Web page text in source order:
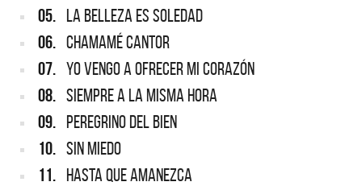
05. LA BELLEZA ES SOLEDAD
06. CHAMAMÉ CANTOR
07. YO VENGO A OFRECER MI CORAZÓN
08. SIEMPRE A LA MISMA HORA
09. PEREGRINO DEL BIEN
10. SIN MIEDO
11. HASTA QUE AMANEZCA